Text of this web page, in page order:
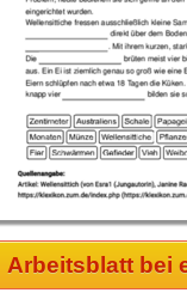
Arbeitsblatt bei